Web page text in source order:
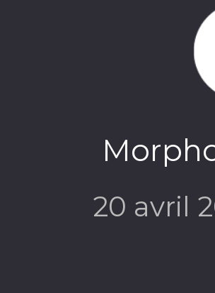
20 avril